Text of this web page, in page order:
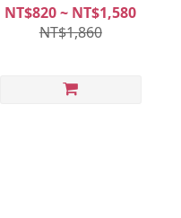
NT$820 ~ NT$1,580
NT$1,860